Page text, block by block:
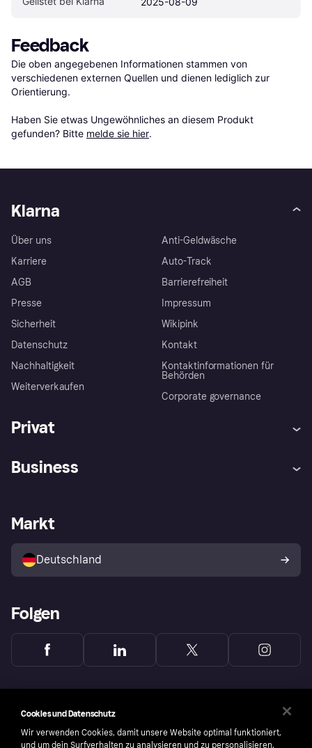
Feedback
Die oben angegebenen Informationen stammen von
verschiedenen externen Quellen und dienen lediglich zur
Orientierung.
Haben Sie etwas Ungewöhnliches an diesem Produkt
gefunden? Bitte melde sie hier.
Klarna
Über uns
Karriere
AGB
Presse
Sicherheit
Datenschutz
Nachhaltigkeit
Weiterverkaufen
Anti-Geldwäsche
Auto-Track
Barrierefreiheit
Impressum
Wikipink
Kontakt
Kontaktinformationen für
Behörden
Corporate governance
Privat
Klarna App
Shops entdecken
Käuferschutzrichtlinie
Dein Widerrufsrecht
Business
Händlerportal
Markt
Deutschland
Folgen
Cookies und Datenschutz
Wir verwenden Cookies, damit unsere Website optimal funktioniert,
und um dein Surfverhalten zu analysieren und zu personalisieren.